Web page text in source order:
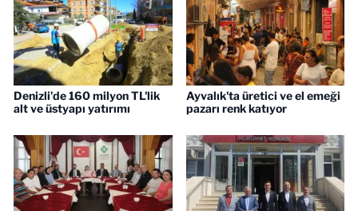
Denizli'de 160 milyon TL'lik
alt ve üstyapı yatırımı
Ayvalık'ta üretici ve el emeği
pazarı renk katıyor